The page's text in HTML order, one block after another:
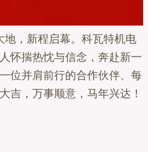
，新程启幕。科瓦特机电
怀揣热忱与信念，奔赴新一
位并肩前行的合作伙伴、每
吉，万事顺意，马年兴达！